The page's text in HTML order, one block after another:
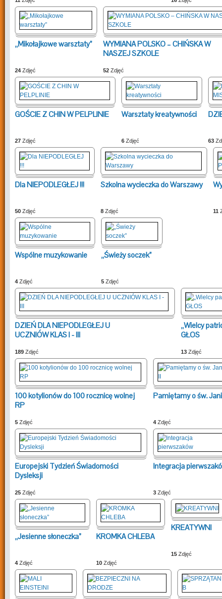
„Mikołajkowe warsztaty”
24 Zdjęć
WYMIANA POLSKO – CHIŃSKA W
NASZEJ SZKOLE
52 Zdjęć
GOŚCIE Z CHIN W PELPLINIE
27 Zdjęć
Warsztaty kreatywności
6 Zdjęć 63
Dla NIEPODLEGŁEJ !!!
50 Zdjęć
Szkolna wycieczka do Warszawy
8 Zdjęć 11
Wspólne muzykowanie
4 Zdjęć
„Świeży soczek”
5 Zdjęć
DZIEŃ DLA NIEPODLEGŁEJ U
UCZNIÓW KLAS I - III
189 Zdjęć
„Wielcy
GŁOS
13 Zdjęć
100 kotylionów do 100 rocznicę wolnej
RP
5 Zdjęć
Pamiętamy o św.
4 Zdjęć
Europejski Tydzień Świadomości
Dysleksji
25 Zdjęć
Integracja
3 Zdjęć
„Jesienne słoneczka”
4 Zdjęć
KROMKA CHLEBA
10 Zdjęć
KREATYWNI
15 Zdjęć